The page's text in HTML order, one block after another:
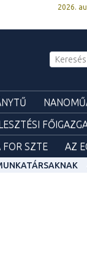
2026.
FOR SZTE AZ